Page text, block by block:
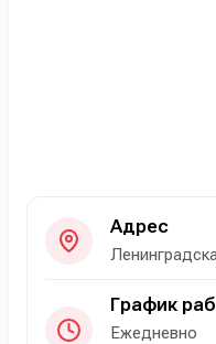
Адрес
График
Ежедневно